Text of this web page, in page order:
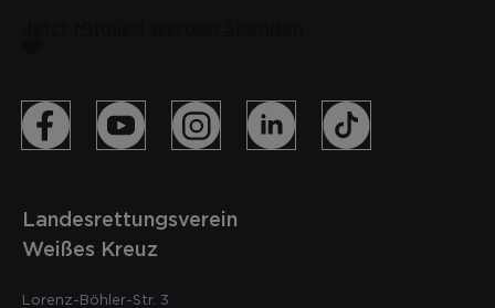
Landesrettungsverein
Weißes Kreuz
Lorenz-Böhler-Str. 3